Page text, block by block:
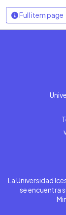
Full item page
La Universidad
se encuentra